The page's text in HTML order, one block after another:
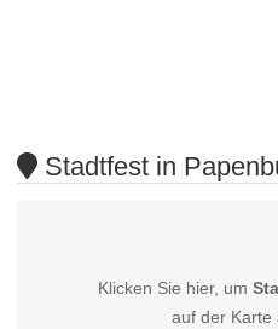
Stadtfest in
Klicken Sie hier, um
auf der Karte